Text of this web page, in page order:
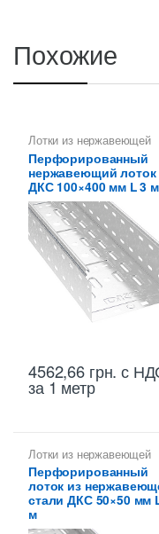
Похожие
Лотки из нержавеющей
стали
Перфорированный
нержавеющий лоток
ДКС 100×400 мм L 3 м
4562,66 грн. с
за 1 метр
Лотки из нержавеющей
стали Лотки
высотой 50 мм
Перфорированный
лоток из
стали ДКС 50×50 мм
м